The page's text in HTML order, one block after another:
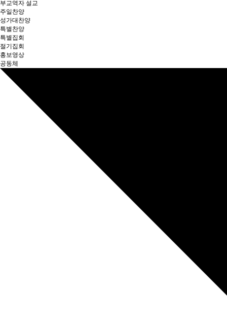
부교역자 설교
주일찬양
성가대찬양
특별찬양
특별집회
절기집회
홍보영상
공동체